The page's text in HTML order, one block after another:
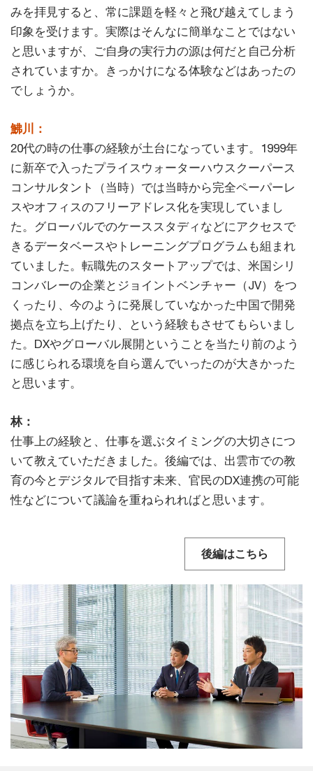
みを拝見すると、常に課題を軽々と飛び越えてしまう
印象を受けます。実際はそんなに簡単なことではない
と思いますが、ご自身の実行力の源は何だと自己分析
されていますか。きっかけになる体験などはあったの
でしょうか。
鮄川：
20代の時の仕事の経験が土台になっています。1999年
に新卒で入ったプライスウォーターハウスクーパース
コンサルタント（当時）では当時から完全ペーパーレ
スやオフィスのフリーアドレス化を実現していまし
た。グローバルでのケーススタディなどにアクセスで
きるデータベースやトレーニングプログラムも組まれ
ていました。転職先のスタートアップでは、米国シリ
コンバレーの企業とジョイントベンチャー（JV）をつ
くったり、今のように発展していなかった中国で開発
拠点を立ち上げたり、という経験もさせてもらいまし
た。DXやグローバル展開ということを当たり前のよう
に感じられる環境を自ら選んでいったのが大きかった
と思います。
林：
仕事上の経験と、仕事を選ぶタイミングの大切さにつ
いて教えていただきました。後編では、出雲市での教
育の今とデジタルで目指す未来、官民のDX連携の可能
性などについて議論を重ねられればと思います。
後編はこちら